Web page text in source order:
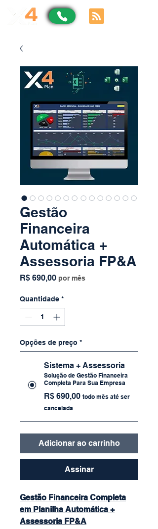
Gestão
Financeira
Automática +
Assessoria FP&A
R$ 690,00Preço
por mês
Quantidade *
Opções de preço *
Sistema + Assessoria
Solução de Gestão Financeira
Completa Para Sua Empresa
R$ 690,00 todo mês até ser
cancelada
Adicionar ao carrinho
Assinar
Gestão Financeira Completa
em Planilha Automática +
Assessoria FP&A